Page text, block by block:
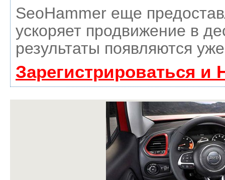
SeoHammer еще
ускоряет продвижение в
результаты появляются
Зарегистрироваться и